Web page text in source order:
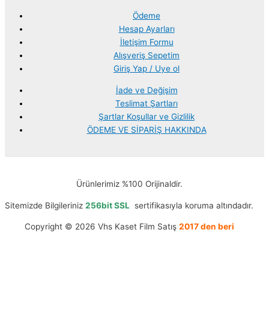
Ödeme
Hesap Ayarları
İletişim Formu
Alışveriş Sepetim
Giriş Yap / Uye ol
İade ve Değişim
Teslimat Şartları
Şartlar Koşullar ve Gizlilik
ÖDEME VE SİPARİŞ HAKKINDA
Ürünlerimiz %100 Orijinaldir.
Sitemizde Bilgileriniz 256bit SSL sertifikasıyla koruma altındadır.
Copyright © 2026 Vhs Kaset Film Satış 2017 den beri